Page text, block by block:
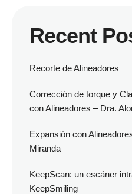
Recent
Recorte de Alineadores
Corrección de torque y
con Alineadores – Dra.
Expansión con
Miranda
KeepScan: un escáner
KeepSmiling